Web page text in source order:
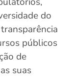
do
públicos
de
suas